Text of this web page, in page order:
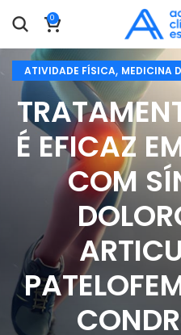
0
ATIVIDADE FÍSICA, MEDICINA
É EFICAZ
COM